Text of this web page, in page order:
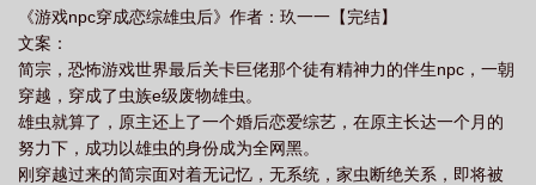
《游戏npc穿成恋综雄虫后》作者：玖一一【完结】
文案：
简宗，恐怖游戏世界最后关卡巨佬那个徒有精神力的伴生npc，一朝
穿越，穿成了虫族e级废物雄虫。
雄虫就算了，原主还上了一个婚后恋爱综艺，在原主长达一个月的
努力下，成功以雄虫的身份成为全网黑。
刚穿越过来的简宗面对着无记忆，无系统，家虫断绝关系，即将被